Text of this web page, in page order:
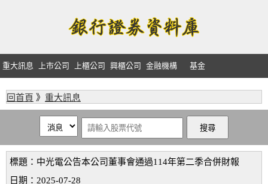
重大訊息 上市公司 上櫃公司 興櫃公司 金融機構 基金
回首頁 》 重大訊息
標題：中光電公告本公司董事會通過114年第二季合併財報
日期：2025-07-28